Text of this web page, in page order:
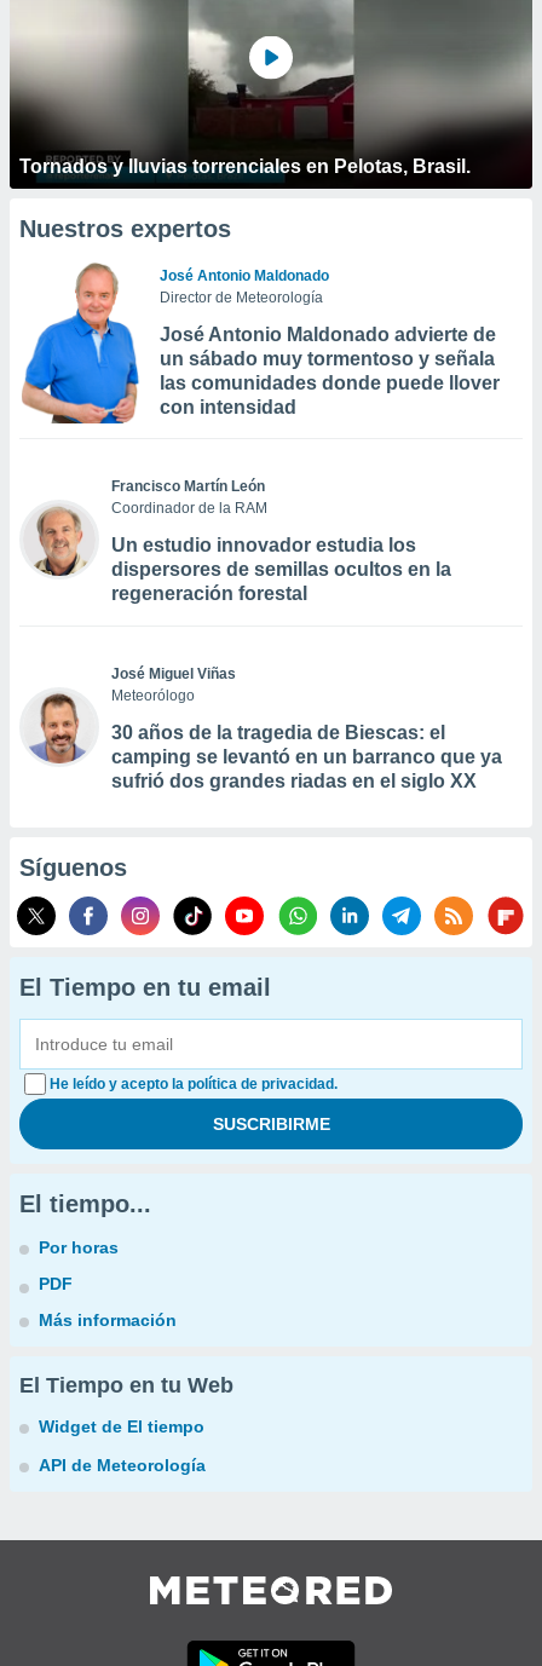
Tornados y lluvias torrenciales en Pelotas, Brasil.
Nuestros expertos
José Antonio Maldonado
Director de Meteorología
José Antonio Maldonado advierte de
un sábado muy tormentoso y señala
las comunidades donde puede llover
con intensidad
Francisco Martín León
Coordinador de la RAM
Un estudio innovador estudia los
dispersores de semillas ocultos en la
regeneración forestal
José Miguel Viñas
Meteorólogo
30 años de la tragedia de Biescas: el
camping se levantó en un barranco que ya
sufrió dos grandes riadas en el siglo XX
Síguenos
El Tiempo en tu email
He leído y acepto la política de privacidad.
El tiempo...
Por horas
PDF
Más información
El Tiempo en tu Web
Widget de El tiempo
API de Meteorología